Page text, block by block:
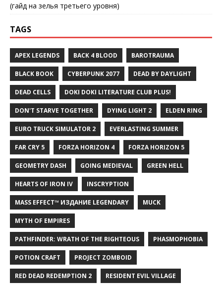
(гайд на зелья третьего уровня)
TAGS
APEX LEGENDS BACK 4 BLOOD BAROTRAUMA
BLACK BOOK CYBERPUNK 2077 DEAD BY DAYLIGHT
DEAD CELLS DOKI DOKI LITERATURE CLUB PLUS!
DON'T STARVE TOGETHER DYING LIGHT 2 ELDEN RING
EURO TRUCK SIMULATOR 2 EVERLASTING SUMMER
FAR CRY 5 FORZA HORIZON 4 FORZA HORIZON 5
GEOMETRY DASH GOING MEDIEVAL GREEN HELL
HEARTS OF IRON IV INSCRYPTION
MASS EFFECT™ ИЗДАНИЕ LEGENDARY MUCK
MYTH OF EMPIRES
PATHFINDER: WRATH OF THE RIGHTEOUS PHASMOPHOBIA
POTION CRAFT PROJECT ZOMBOID
RED DEAD REDEMPTION 2 RESIDENT EVIL VILLAGE